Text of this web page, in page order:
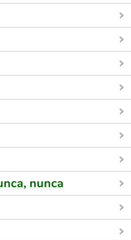
nunca